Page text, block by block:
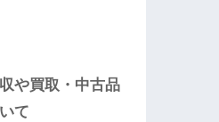
や買取・中古品
て